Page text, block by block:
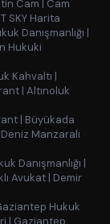
Cam | Cam
SKY Harita
Danışmanlığı |
Hukuki
Kahvaltı |
| Altınoluk
| Büyükada
Deniz Manzaralı
Danışmanlığı |
Avukat | Demir
Hukuk
| Gaziantep